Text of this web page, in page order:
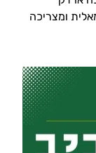
ומצריכה